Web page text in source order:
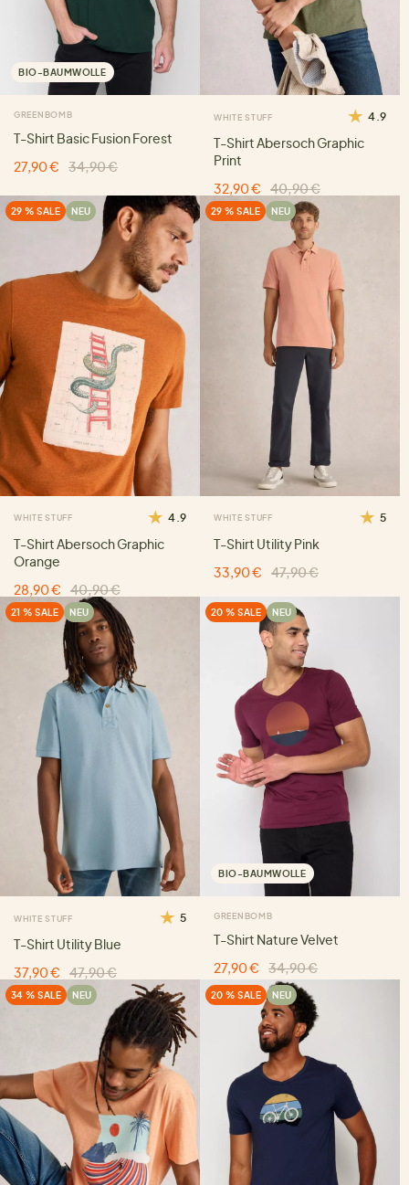
BIO-BAUMWOLLE
GREENBOMB
T-Shirt Basic Fusion Forest
27,90 €
34,90 €
WHITE STUFF 4.9
T-Shirt Abersoch Graphic
Print
32,90 €
40,90 €
29 % SALE NEU
WHITE STUFF 4.9
T-Shirt Abersoch Graphic
Orange
28,90 €
40,90 €
29 % SALE NEU
WHITE STUFF 5
T-Shirt Utility Pink
33,90 €
47,90 €
21 % SALE NEU
WHITE STUFF 5
T-Shirt Utility Blue
37,90 €
47,90 €
20 % SALE NEU
BIO-BAUMWOLLE
GREENBOMB
T-Shirt Nature Velvet
27,90 €
34,90 €
34 % SALE NEU 20 % SALE NEU